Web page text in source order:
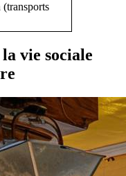
(transports
vie sociale